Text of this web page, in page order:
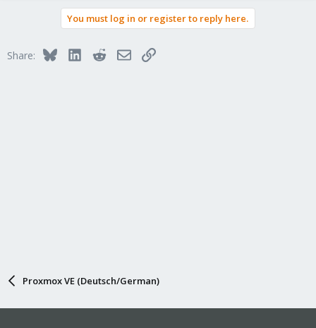
You must log in or register to reply here.
Share: BlueskyLinkedInRedditEmailLink
Proxmox VE (Deutsch/German)